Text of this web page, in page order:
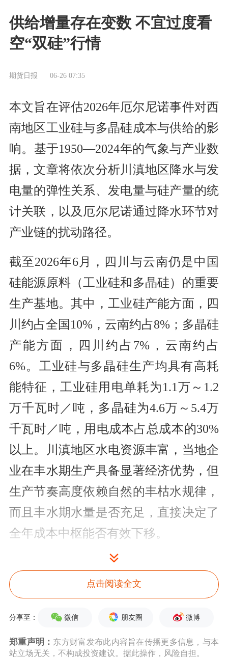
供给增量存在变数 不宜过度看
空“双硅”行情
期货日报 06-26 07:35
本文旨在评估2026年厄尔尼诺事件对西
南地区工业硅与多晶硅成本与供给的影
响。基于1950—2024年的气象与产业数
据，文章将依次分析川滇地区降水与发
电量的弹性关系、发电量与硅产量的统
计关联，以及厄尔尼诺通过降水环节对
产业链的扰动路径。
截至2026年6月，四川与云南仍是中国
硅能源原料（工业硅和多晶硅）的重要
生产基地。其中，工业硅产能方面，四
川约占全国10%，云南约占8%；多晶硅
产能方面，四川约占7%，云南约占
6%。工业硅与多晶硅生产均具有高耗
能特征，工业硅用电单耗为1.1万～1.2
万千瓦时／吨，多晶硅为4.6万～5.4万
千瓦时／吨，用电成本占总成本的30%
以上。川滇地区水电资源丰富，当地企
业在丰水期生产具备显著经济优势，但
生产节奏高度依赖自然的丰枯水规律，
而且丰水期水量是否充足，直接决定了
全年成本中枢能否有效下移。
根据四川省相关文件定义，6月至10月
为丰水期，5月和11月为平水期，12月
降水数据进一步印证了这一规律：四川
丰水期平均降水量为100~200毫米区
点击阅读全文
分享至： 微信 朋友圈 微博
郑重声明： 东方财富发布此内容旨在传播更多信息，与本
站立场无关，不构成投资建议。据此操作，风险自担。